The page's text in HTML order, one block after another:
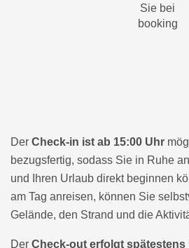
Sie bei
booking
Der Check-in ist ab 15:00 Uhr
bezugsfertig, sodass Sie in Ruhe
und Ihren Urlaub direkt beginnen
am Tag anreisen, können Sie
Gelände, den Strand und die
Der Check-out erfolgt spätestens